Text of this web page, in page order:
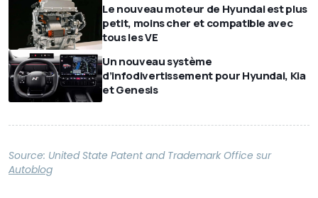
Le nouveau moteur de Hyundai est plus
petit, moins cher et compatible avec
tous les VE
Un nouveau système
d’infodivertissement pour Hyundai, Kia
et Genesis
Source: United State Patent and Trademark Office sur
Autoblog